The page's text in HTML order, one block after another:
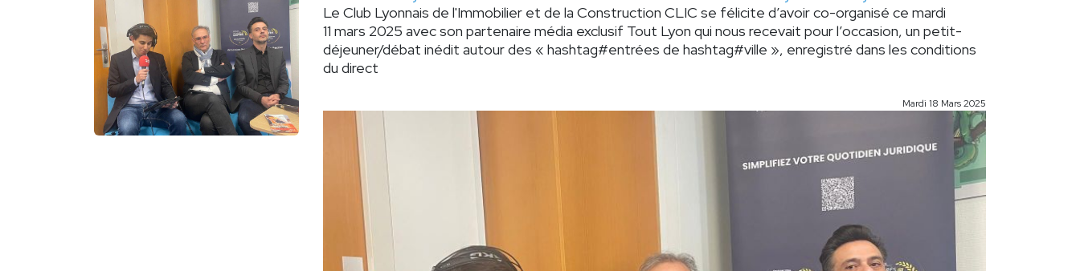
Le Club Lyonnais de l'Immobilier et de la Construction CLIC se félicite d’avoir co-organisé ce mardi
11 mars 2025 avec son partenaire média exclusif Tout Lyon qui nous recevait pour l’occasion, un petit-
déjeuner/débat inédit autour des « hashtag#entrées de hashtag#ville », enregistré dans les conditions
du direct
Mardi 18 Mars 2025